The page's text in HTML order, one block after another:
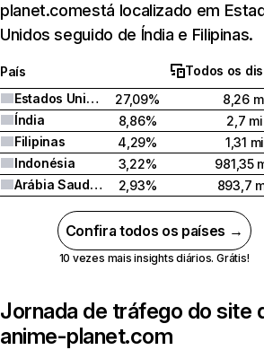
planet.comestá localizado em
Unidos seguido de Índia e Filipinas.
País
Todos os
Estados Unidos
27,09%
8,26
Índia
8,86%
2,7 mi
Filipinas
4,29%
1,31 mi
Indonésia
3,22%
981,35
Arábia Saudita
2,93% 893,7
Confira todos os países →
10 vezes mais insights diários. Grátis!
Jornada de tráfego do site
anime-planet.com